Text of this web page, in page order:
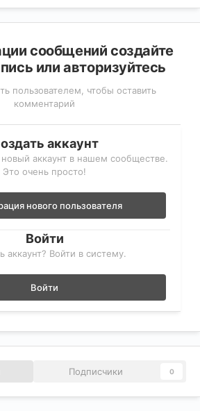
сообщений создайте
или авторизуйтесь
пользователем, чтобы оставить
комментарий
аккаунт
новый аккаунт в нашем сообществе.
Это очень просто!
нового пользователя
Войти
аккаунт? Войти в систему.
Войти
Подписчики 0